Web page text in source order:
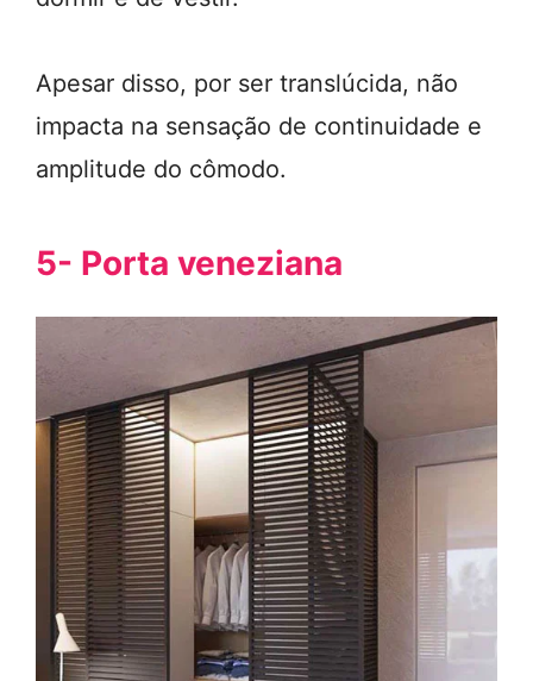
Apesar disso, por ser translúcida, não
impacta na sensação de continuidade e
amplitude do cômodo.
5- Porta veneziana